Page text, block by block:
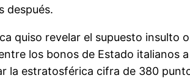
después.
quiso revelar el supuesto insulto
los bonos de Estado italianos
la estratosférica cifra de 380